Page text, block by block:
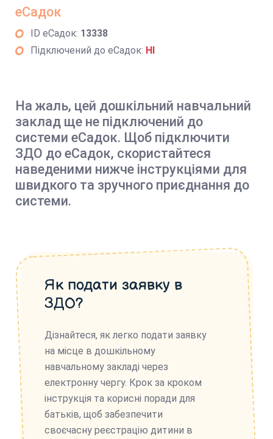
еСадок
ID еСадок: 13338
Підключений до еСадок: НІ
На жаль, цей дошкільний навчальний
заклад ще не підключений до
системи еСадок. Щоб підключити
ЗДО до еСадок, скористайтеся
наведеними нижче інструкціями для
швидкого та зручного приєднання до
системи.
Як подати заявку в
ЗДО?
Дізнайтеся, як легко подати заявку
на місце в дошкільному
навчальному закладі через
електронну чергу. Крок за кроком
інструкція та корисні поради для
батьків, щоб забезпечити
своєчасну реєстрацію дитини в